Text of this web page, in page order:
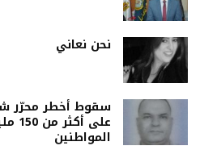
نحن نعاني
سقوط أخطر محرّر
المواطنين